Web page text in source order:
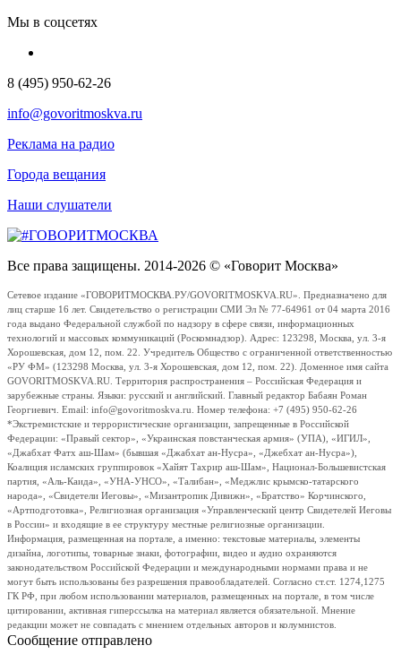
Мы в соцсетях
8 (495) 950-62-26
info@govoritmoskva.ru
Реклама на радио
Города вещания
Наши слушатели
Все права защищены. 2014-2026 © «Говорит Москва»
Сетевое издание «ГОВОРИТМОСКВА.РУ/GOVORITMOSKVA.RU». Предназначено для
лиц старше 16 лет. Свидетельство о регистрации СМИ Эл № 77-64961 от 04 марта 2016
года выдано Федеральной службой по надзору в сфере связи, информационных
технологий и массовых коммуникаций (Роскомнадзор). Адрес: 123298, Москва, ул. 3-я
Хорошевская, дом 12, пом. 22. Учредитель Общество с ограниченной ответственностью
«РУ ФМ» (123298 Москва, ул. 3-я Хорошевская, дом 12, пом. 22). Доменное имя сайта
GOVORITMOSKVA.RU. Территория распространения – Российская Федерация и
зарубежные страны. Языки: русский и английский. Главный редактор Бабаян Роман
Георгиевич. Email: info@govoritmoskva.ru. Номер телефона: +7 (495) 950-62-26
*Экстремистские и террористические организации, запрещенные в Российской
Федерации: «Правый сектор», «Украинская повстанческая армия» (УПА), «ИГИЛ»,
«Джабхат Фатх аш-Шам» (бывшая «Джабхат ан-Нусра», «Джебхат ан-Нусра»),
Коалиция исламских группировок «Хайят Тахрир аш-Шам», Национал-Большевистская
партия, «Аль-Каида», «УНА-УНСО», «Талибан», «Меджлис крымско-татарского
народа», «Свидетели Иеговы», «Мизантропик Дивижн», «Братство» Корчинского,
«Артподготовка», Религиозная организация «Управленческий центр Свидетелей Иеговы
в России» и входящие в ее структуру местные религиозные организации.
Информация, размещенная на портале, а именно: текстовые материалы, элементы
дизайна, логотипы, товарные знаки, фотографии, видео и аудио охраняются
законодательством Российской Федерации и международными нормами права и не
могут быть использованы без разрешения правообладателей. Согласно ст.ст. 1274,1275
ГК РФ, при любом использовании материалов, размещенных на портале, в том числе
цитировании, активная гиперссылка на материал является обязательной. Мнение
редакции может не совпадать с мнением отдельных авторов и колумнистов.
Сообщение отправлено